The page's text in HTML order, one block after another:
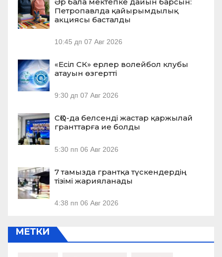
Петропавлда қайырымдылық
акциясы басталды
10:45 дп 07 Авг 2026
«Есіл СК» ерлер волейбол клубы
атауын өзгертті
9:30 дп 07 Авг 2026
СҚО-да белсенді жастар қаржылай
гранттарға ие болды
5:30 пп 06 Авг 2026
7 тамызда грантқа түскендердің
тізімі жарияланады
4:38 пп 06 Авг 2026
МЕТКИ